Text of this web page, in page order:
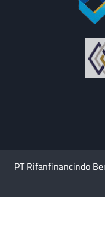
PT Rifanfinancindo